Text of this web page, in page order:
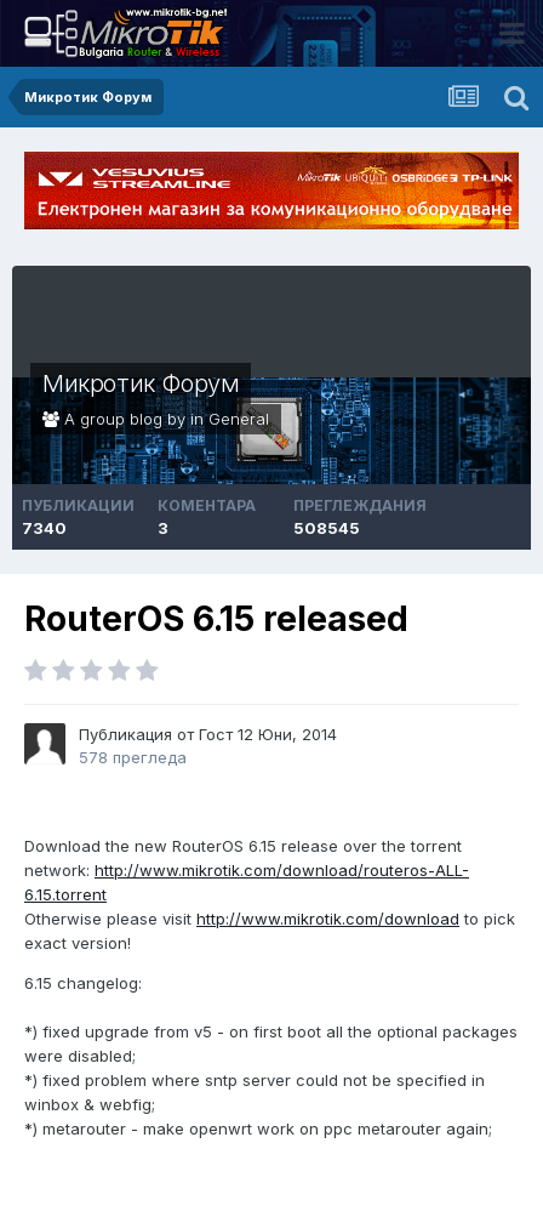
Микротик Форум
Микротик Форум
A group blog by inGeneral
ПУБЛИКАЦИИ
7340
КОМЕНТАРА
3
ПРЕГЛЕЖДАНИЯ
508545
RouterOS 6.15 released
Публикация от Гост12 Юни, 2014
578 прегледа
Download the new RouterOS 6.15 release over the torrent
network: http://www.mikrotik.com/download/routeros-ALL-
6.15.torrent
Otherwise please visit http://www.mikrotik.com/download to pick
exact version!
6.15 changelog:
*) fixed upgrade from v5 - on first boot all the optional packages
were disabled;
*) fixed problem where sntp server could not be specified in
winbox & webfig;
*) metarouter - make openwrt work on ppc metarouter again;